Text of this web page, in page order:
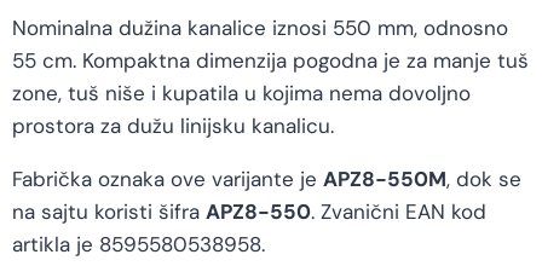
Nominalna dužina kanalice iznosi 550 mm, odnosno
55 cm. Kompaktna dimenzija pogodna je za manje tuš
zone, tuš niše i kupatila u kojima nema dovoljno
prostora za dužu linijsku kanalicu.
Fabrička oznaka ove varijante je APZ8-550M, dok se
na sajtu koristi šifra APZ8-550. Zvanični EAN kod
artikla je 8595580538958.